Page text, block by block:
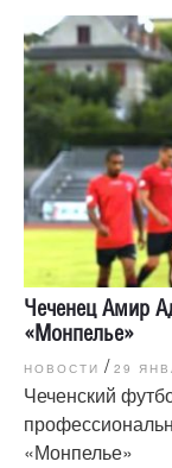
Чеченец Амир
«Монпелье»
НОВОСТИ / 29
Чеченский
«Монпелье»